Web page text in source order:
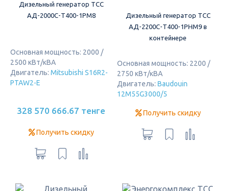
Дизельный генератор ТСС
АД-2000С-Т400-1РМ8
Основная мощность: 2000 /
2500 кВт/кВА
Двигатель: Mitsubishi S16R2-
PTAW2-E
328 570 666.67 тенге
Получить скидку
Дизельный генератор ТСС
АД-2200С-Т400-1РНМ9 в
контейнере
Основная мощность: 2200 /
2750 кВт/кВА
Двигатель: Baudouin
12M55G3000/5
Получить скидку